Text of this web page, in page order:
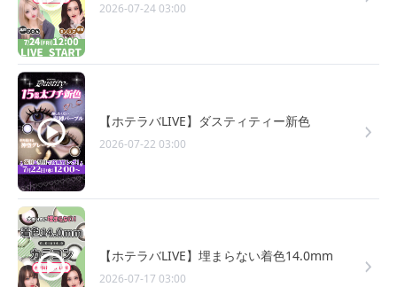
2026-07-24 03:00
【ホテラバLIVE】ダスティティー新色
2026-07-22 03:00
【ホテラバLIVE】埋まらない着色14.0mm
2026-07-17 03:00